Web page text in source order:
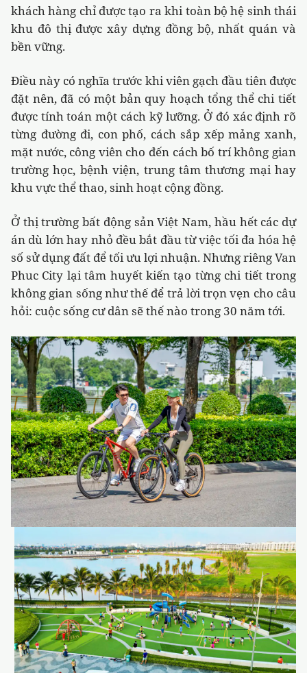
khách hàng chỉ được tạo ra khi toàn bộ hệ sinh thái
khu đô thị được xây dựng đồng bộ, nhất quán và
bền vững.
Điều này có nghĩa trước khi viên gạch đầu tiên được
đặt nên, đã có một bản quy hoạch tổng thể chi tiết
được tính toán một cách kỹ lưỡng. Ở đó xác định rõ
từng đường đi, con phố, cách sắp xếp mảng xanh,
mặt nước, công viên cho đến cách bố trí không gian
trường học, bệnh viện, trung tâm thương mại hay
khu vực thể thao, sinh hoạt cộng đồng.
Ở thị trường bất động sản Việt Nam, hầu hết các dự
án dù lớn hay nhỏ đều bắt đầu từ việc tối đa hóa hệ
số sử dụng đất để tối ưu lợi nhuận. Nhưng riêng Van
Phuc City lại tâm huyết kiến tạo từng chi tiết trong
không gian sống như thế để trả lời trọn vẹn cho câu
hỏi: cuộc sống cư dân sẽ thế nào trong 30 năm tới.